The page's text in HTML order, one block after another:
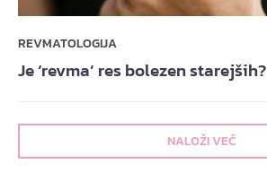
REVMATOLOGIJA
Je ‘revma’ res bolezen starejših?
NALOŽI VEČ